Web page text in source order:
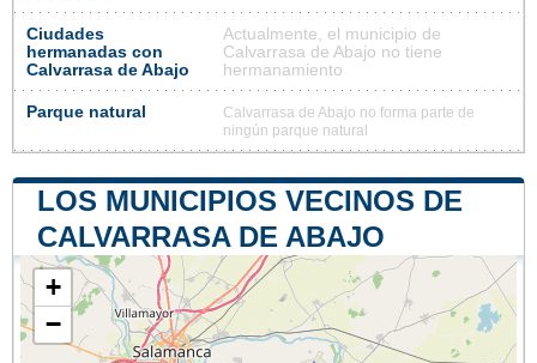
Ciudades
hermanadas con
Calvarrasa de Abajo
Actualmente, el municipio de
Calvarrasa de Abajo no tiene
hermanamiento
Parque natural
Calvarrasa de Abajo no forma parte de
ningún parque natural
LOS MUNICIPIOS VECINOS DE
CALVARRASA DE ABAJO
+
−